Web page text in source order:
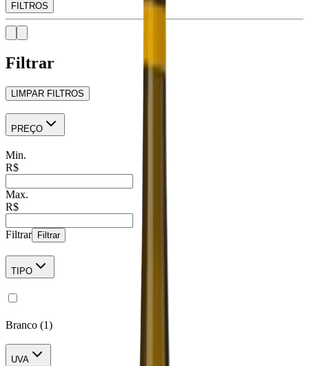
FILTROS
Filtrar
LIMPAR FILTROS
PREÇO
Min.
R$
Max.
R$
Filtrar Filtrar
TIPO
Branco (1)
UVA